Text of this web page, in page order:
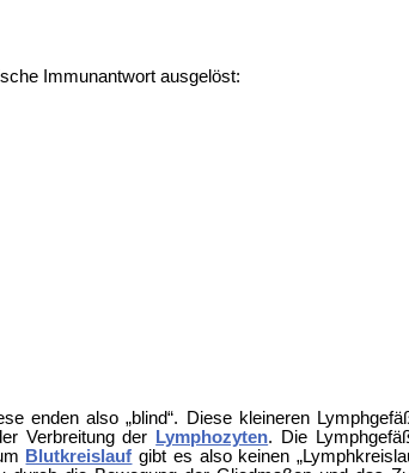
Immunantwort ausgelöst:
enden also „blind“. Diese kleineren
Verbreitung der Lymphozyten. Die
Blutkreislauf gibt es also keinen